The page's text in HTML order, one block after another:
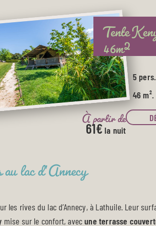
À partir de
61€la nuit
Tente
46m²
5 pers.
46 m².
lac d’Annecy
les rives du lac d’Annecy, à Lathuile. Leur
mise sur le confort, avecune terrasse